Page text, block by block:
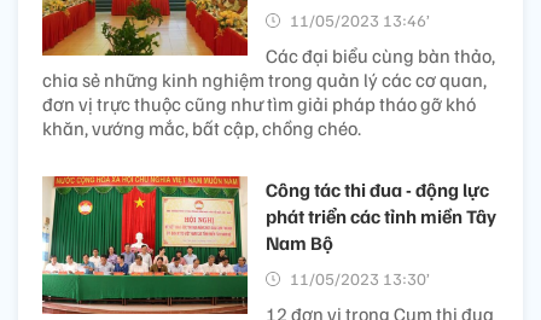
11/05/2023 13:46’
Các đại biểu cùng bàn thảo,
chia sẻ những kinh nghiệm trong quản lý các cơ quan,
đơn vị trực thuộc cũng như tìm giải pháp tháo gỡ khó
khăn, vướng mắc, bất cập, chồng chéo.
Công tác thi đua - động lực
phát triển các tỉnh miền Tây
Nam Bộ
11/05/2023 13:30’
12 đơn vị trong Cụm thi đua